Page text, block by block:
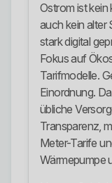
Ostrom ist kein
auch kein alter
stark digital
Fokus auf
Tarifmodelle.
Einordnung.
übliche
Transparenz,
Meter-Tarife
Wärmepumpe